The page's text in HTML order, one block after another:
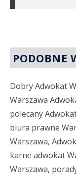
PODOBNE
Dobry Adwokat
Warszawa
polecany
biura prawne
Warszawa,
karne adwokat
Warszawa,